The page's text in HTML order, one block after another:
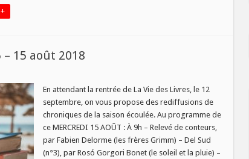
– 15 août 2018
En attendant la rentrée de La Vie des Livres, le 12
septembre, on vous propose des rediffusions de
chroniques de la saison écoulée. Au programme de
ce MERCREDI 15 AOÛT : À 9h – Relevé de conteurs,
par Fabien Delorme (les frères Grimm) – Del Sud
(n°3), par Rosó Gorgori Bonet (le soleil et la pluie) –